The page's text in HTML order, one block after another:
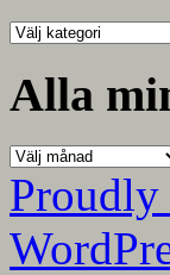
Alla
kategorier
Alla
Alla
mina
bloggmånader
Proudly